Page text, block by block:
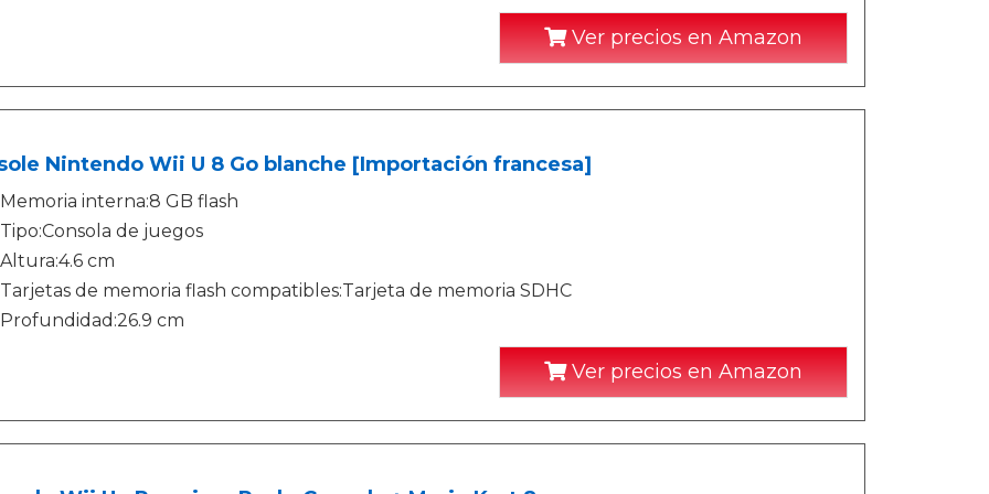
Ver precios en Amazon
Nintendo Wii U 8 Go blanche [Importación francesa]
Memoria interna:8 GB flash
Tipo:Consola de juegos
Altura:4.6 cm
Tarjetas de memoria flash compatibles:Tarjeta de memoria SDHC
Profundidad:26.9 cm
Ver precios en Amazon